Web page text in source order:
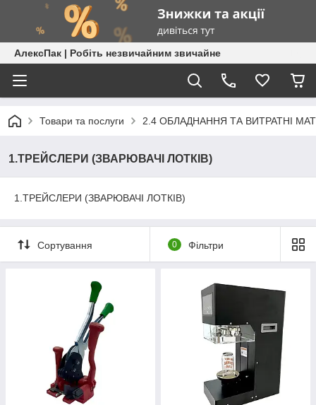
АлексПак | Робіть незвичайним звичайне
Товари та послуги 2.4 ОБЛАДНАННЯ ТА ВИТРАТНІ
1.ТРЕЙСЛЕРИ (ЗВАРЮВАЧІ ЛОТКІВ)
1.ТРЕЙСЛЕРИ (ЗВАРЮВАЧІ ЛОТКІВ)
Сортування 0 Фільтри